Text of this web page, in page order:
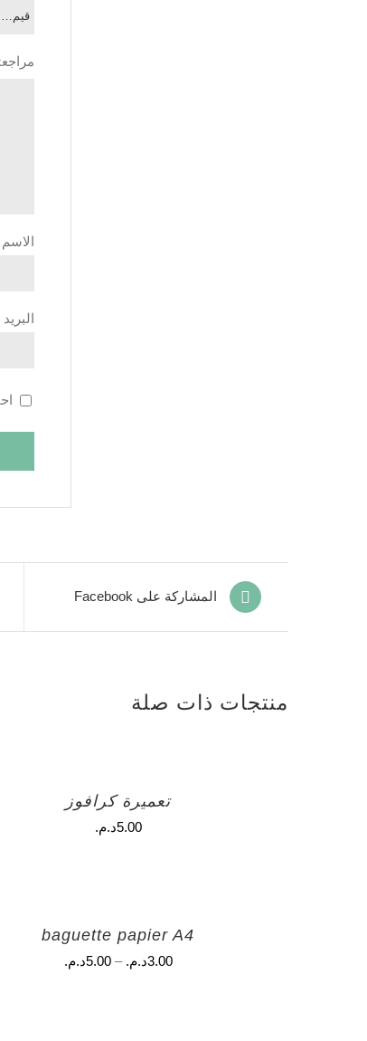
الاسم
المشاركة على Facebook
منتجات ذات صلة
تعميرة كرافوز
5.00د.م.
baguette papier A4
3.00د.م. –
5.00د.م.